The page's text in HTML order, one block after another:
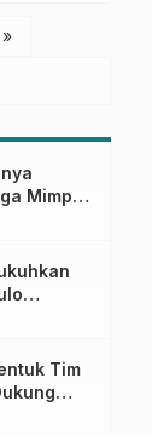
»
Mimpi
Cita
Tim